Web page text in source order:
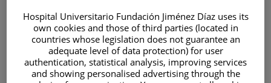
|ESTUDIANTES MATRICULADOS EN GRADO EN
ENFERMERÍA
ACCESO A GUIAS DOCENTES
|GUÍAS DOCENTES 2016-2017
GUÍAS DOCENTES DE 3º GRADO
Hospital Universitario Fundación Jiménez Díaz uses its
own cookies and those of third parties (located in
countries whose legislation does not guarantee an
adequate level of data protection) for user
authentication, statistical analysis, improving services
and showing personalised advertising through the